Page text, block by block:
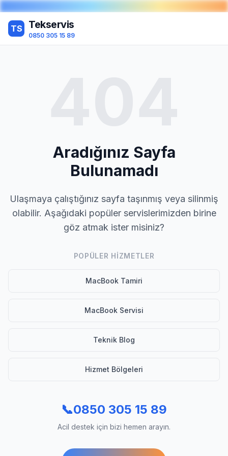
TS Tekservis
0850 305 15 89
Aradığınız Sayfa
Bulunamadı
Ulaşmaya çalıştığınız sayfa taşınmış veya silinmiş
olabilir. Aşağıdaki popüler servislerimizden birine
göz atmak ister misiniz?
POPÜLER HIZMETLER
MacBook Tamiri
MacBook Servisi
Teknik Blog
Hizmet Bölgeleri
📞0850 305 15 89
Acil destek için bizi hemen arayın.